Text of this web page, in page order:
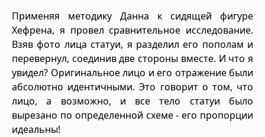
Применяя методику Данна к сидящей фигуре
Хефрена, я провел сравнительное исследование.
Взяв фото лица статуи, я разделил его пополам и
перевернул, соединив две стороны вместе. И что я
увидел? Оригинальное лицо и его отражение были
абсолютно идентичными. Это говорит о том, что
лицо, а возможно, и все тело статуи было
вырезано по определенной схеме - его пропорции
идеальны!